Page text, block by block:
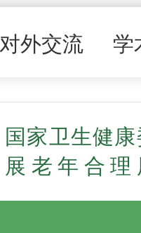
对外交流 学
国家卫生健
展老年合
（